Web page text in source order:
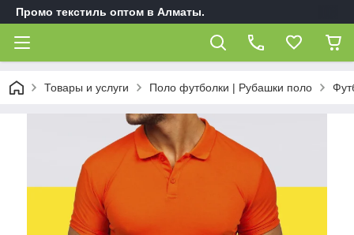
Промо текстиль оптом в Алматы.
Товары и услуги Поло футболки | Рубашки поло